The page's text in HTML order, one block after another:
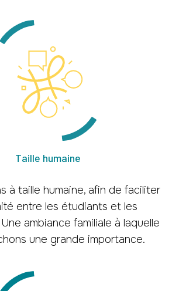
Taille humaine
à taille humaine, afin de faciliter
entre les étudiants et les
ambiance familiale à laquelle
une grande importance.